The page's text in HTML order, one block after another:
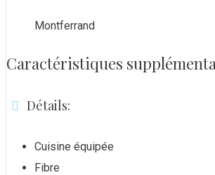
Montferrand
Caractéristiques
Détails:
Cuisine équipée
Fibre